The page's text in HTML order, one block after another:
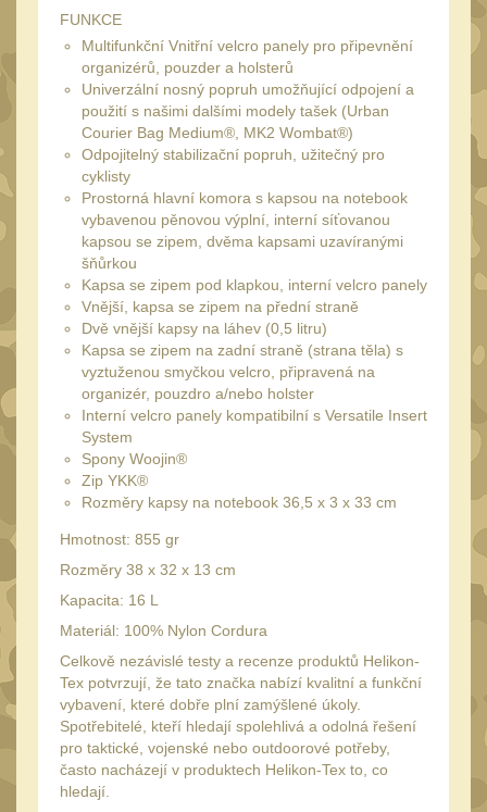
Mechanická mířidla 30
Dvojnožky
Dvojnožky na hlaveň 2
Dvojnožky pro picatinny
Dvojnožky pro M-LOK
Dvojnožky pro Keymod
Dvojnožky na otočný
čep
15
Popruhy a poutka40
Príslušenstvo18
OPTIKY(146)
Monokuláry 5
Kolimátory 53
Zvětšovací moduly 5
LPVO
Na vzduchovku 15
Na kuše
Velký oční reliéf 1
Na dlouhé
vzdálenosti
FUNKCE
Multifunkční Vnitřní velcro panely pro připevnění
organizérů, pouzder a holsterů
Univerzální nosný popruh umožňující odpojení a
použití s našimi dalšími modely tašek (Urban
Courier Bag Medium®, MK2 Wombat®)
Odpojitelný stabilizační popruh, užitečný pro
cyklisty
Prostorná hlavní komora s kapsou na notebook
vybavenou pěnovou výplní, interní síťovanou
kapsou se zipem, dvěma kapsami uzavíranými
šňůrkou
Kapsa se zipem pod klapkou, interní velcro panely
Vnější, kapsa se zipem na přední straně
Dvě vnější kapsy na láhev (0,5 litru)
Kapsa se zipem na zadní straně (strana těla) s
vyztuženou smyčkou velcro, připravená na
organizér, pouzdro a/nebo holster
Interní velcro panely kompatibilní s Versatile Insert
System
Spony Woojin®
Zip YKK®
Rozměry kapsy na notebook 36,5 x 3 x 33 cm
Hmotnost: 855 gr
Rozměry 38 x 32 x 13 cm
Kapacita: 16 L
Materiál: 100% Nylon Cordura
Celkově nezávislé testy a recenze produktů Helikon-
Tex potvrzují, že tato značka nabízí kvalitní a funkční
vybavení, které dobře plní zamýšlené úkoly.
Spotřebitelé, kteří hledají spolehlivá a odolná řešení
pro taktické, vojenské nebo outdoorové potřeby,
často nacházejí v produktech Helikon-Tex to, co
hledají.